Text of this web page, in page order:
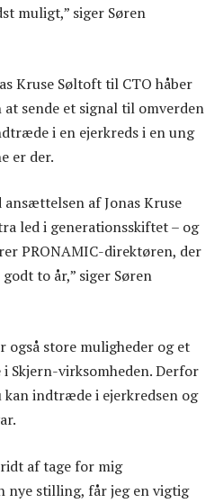
muligt,” siger Søren
Kruse Søltoft til CTO håber
at sende et signal til omverden
i en ejerkreds i en ung
er der.
af Jonas Kruse
led i generationsskiftet – og
PRONAMIC-direktøren, der
to år,” siger Søren
også store muligheder og et
Skjern-virksomheden. Derfor
kan indtræde i ejerkredsen og
af tage for mig
nye stilling, får jeg en vigtig